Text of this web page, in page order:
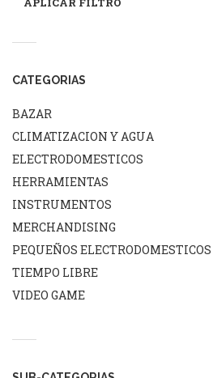
CATEGORIAS
BAZAR
CLIMATIZACION Y AGUA
ELECTRODOMESTICOS
HERRAMIENTAS
INSTRUMENTOS
MERCHANDISING
PEQUEÑOS ELECTRODOMESTICOS
TIEMPO LIBRE
VIDEO GAME